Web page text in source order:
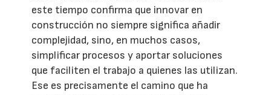
este tiempo confirma que innovar en
construcción no siempre significa añadir
complejidad, sino, en muchos casos,
simplificar procesos y aportar soluciones
que faciliten el trabajo a quienes las utilizan.
Ese es precisamente el camino que ha